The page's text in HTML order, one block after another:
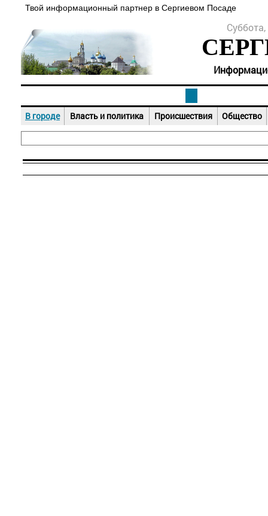
Твой информационный партнер в Сергиевом Посаде
В городе Власть и политика Происшествия Общество